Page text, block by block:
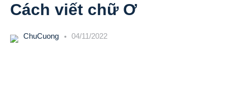
Cách viết chữ Ơ
ChuCuong 04/11/2022